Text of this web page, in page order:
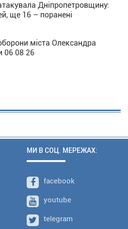
Дніпропетровщину:
ще 16 – поранені
міста Олександра
06 08 26
МИ В СОЦ. МЕРЕЖАХ:
facebook
youtube
telegram